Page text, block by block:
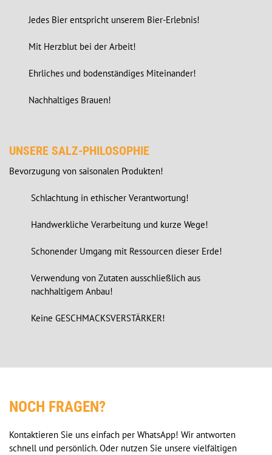
        Jedes Bier entspricht unserem Bier-Erlebnis!
        Nachhaltiges Brauen!
UNSERE SALZ-PHILOSOPHIE
Bevorzugung von saisonalen Produkten!
         Keine GESCHMACKSVERSTÄRKER!
NOCH FRAGEN?
Kontaktieren Sie uns einfach per WhatsApp! Wir antworten
schnell und persönlich. Oder nutzen Sie unsere vielfältigen